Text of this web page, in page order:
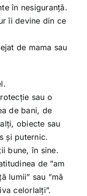
în nesiguranță.
îi devine din ce
de mama sau
sau o
de bani, de
obiecte sau
și puternic.
bune, în sine.
de ”am
lumii” sau ”mă
celorlalți”.